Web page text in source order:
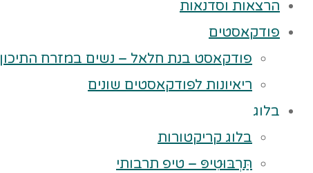
הרצאות וסדנאות
פודקאסטים
פודקאסט בנת חלאל – נשים במזרח התיכון
ריאיונות לפודקאסטים שונים
בלוג
בלוג קריקטורות
תַּרְבּוּטִיפּ – טיפ תרבותי